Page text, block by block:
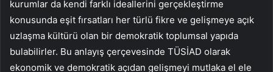
kurumlar da kendi farklı ideallerini gerçekleştirme
konusunda eşit fırsatları her türlü fikre ve gelişmeye açık
uzlaşma kültürü olan bir demokratik toplumsal yapıda
bulabilirler. Bu anlayış çerçevesinde TÜSİAD olarak
ekonomik ve demokratik açıdan gelişmeyi mutlaka el ele